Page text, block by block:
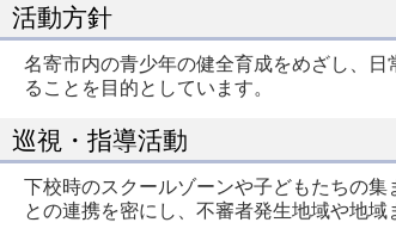
活動方針
名寄市内の青少年の健全育成をめざし、
ることを目的としています。
巡視・指導活動
下校時のスクールゾーンや子どもたちの
との連携を密にし、不審者発生地域や地域